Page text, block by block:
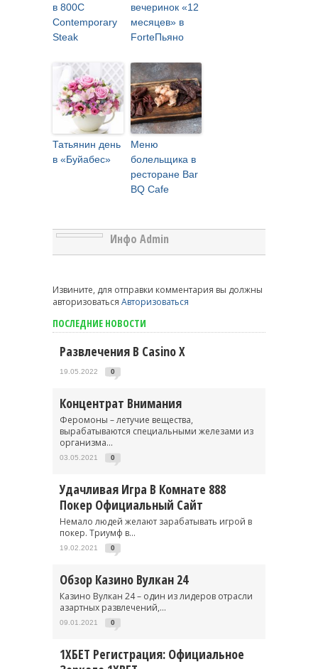
в 800С
Contemporary
Steak
вечеринок «12
месяцев» в
ForteПьяно
Татьянин день
в «Буйабес»
Меню
болельщика в
ресторане Bar
BQ Cafe
Инфо Admin
Извините, для отправки комментария вы должны
авторизоваться Авторизоваться
ПОСЛЕДНИЕ НОВОСТИ
Развлечения В Casino X
19.05.2022 0
Концентрат Внимания
Феромоны – летучие вещества,
вырабатываются специальными железами из
организма...
03.05.2021 0
Удачливая Игра В Комнате 888
Покер Официальный Сайт
Немало людей желают зарабатывать игрой в
покер. Триумф в...
19.02.2021 0
Обзор Казино Вулкан 24
Казино Вулкан 24 – один из лидеров отрасли
азартных развлечений,...
09.01.2021 0
1ХБЕТ Регистрация: Официальное